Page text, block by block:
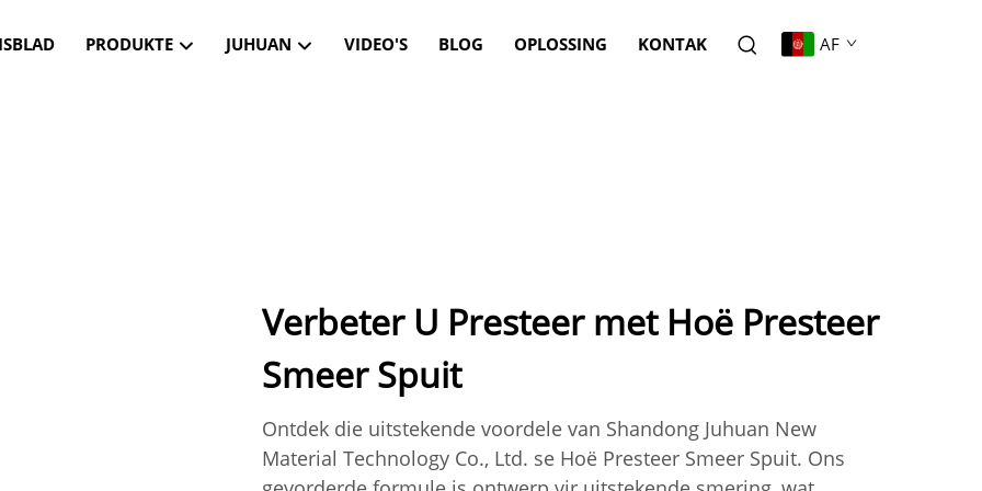
PRODUKTE JUHUAN VIDEO'S BLOG OPLOSSING KONTAK AF
Verbeter U Presteer met Hoë Presteer
Smeer Spuit
Ontdek die uitstekende voordele van Shandong Juhuan New
Material Technology Co., Ltd. se Hoë Presteer Smeer Spuit. Ons